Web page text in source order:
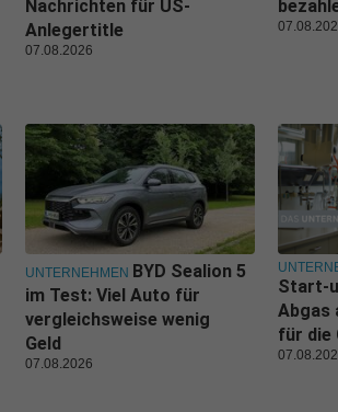
Nachrichten für US-
Anlegertitle
07.08.2026
UNTERNEHMEN BYD Sealion 5
im Test: Viel Auto für
vergleichsweise wenig
Geld
07.08.2026
Start-
Abgas
für die